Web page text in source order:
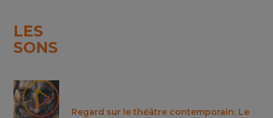
LES
SONS
Regard sur le théâtre contemporain: Le